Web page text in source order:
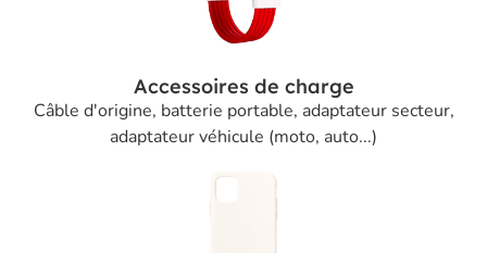
Accessoires de charge
Câble d'origine, batterie portable, adaptateur secteur,
adaptateur véhicule (moto, auto...)